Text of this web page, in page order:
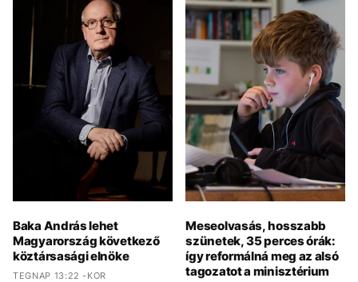
Baka András lehet
Magyarország következő
köztársasági elnöke
TEGNAP 13:22 -KOR
Meseolvasás, hosszabb
szünetek, 35 perces órák:
így reformálná meg az alsó
tagozatot a minisztérium